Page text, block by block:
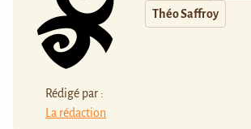
Rédigé par :
La rédaction
Théo Saffroy